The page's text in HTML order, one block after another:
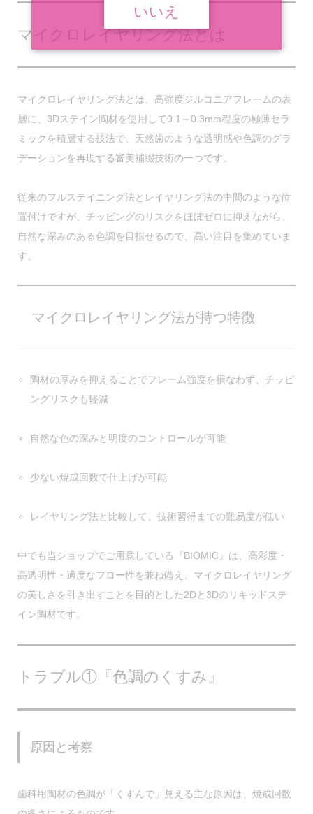
マイクロレイヤリング法とは
マイクロレイヤリング法とは、 高強度ジルコニアフレームの表
層に、3Dステイン陶材を使用して0.1～0.3mm程度の極薄セラ
ミックを積層する技法で、天然歯のような透明感や色調のグラ
デーションを再現する審美補綴技術の一つです。
従来のフルステイニング法とレイヤリング法の中間のような位
置付けですが、チッピングのリスクをほぼゼロに抑えながら、
自然な深みのある色調を目指せるので、高い注目を集めていま
す。
マイクロレイヤリング法が持つ特徴
陶材の厚みを抑える ことでフレーム強度を損なわず、チッピ
ングリスクも軽減
自然な色の深みと明度のコントロールが可能
少ない焼成回数で仕上げが可能
レイヤリング法と比較して、技術習得までの難易度が低い
中でも当ショップでご用意している『BIOMIC』は、 高彩度・
高透明性・適度なフロー性を兼ね備え、マイクロレイヤリング
の美しさを引き出すことを目的とした2Dと3Dのリキッドステ
イン陶材です。
トラブル①『色調のくすみ』
原因と考察
歯科用陶材の色調が「くすんで」見える主な原因は、 焼成回数
いいえ